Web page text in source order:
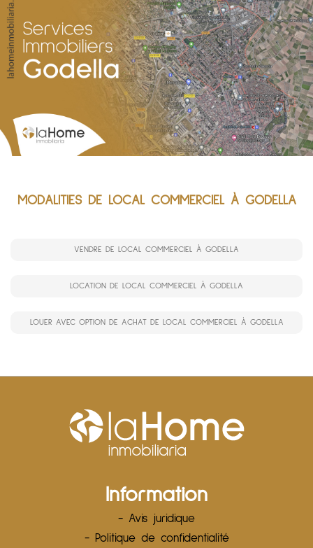
MODALITIES DE LOCAL COMMERCIEL À GODELLA
VENDRE DE LOCAL COMMERCIEL À GODELLA
LOCATION DE LOCAL COMMERCIEL À GODELLA
LOUER AVEC OPTION DE ACHAT DE LOCAL COMMERCIEL À GODELLA
Information
- Avis juridique
- Politique de confidentialité